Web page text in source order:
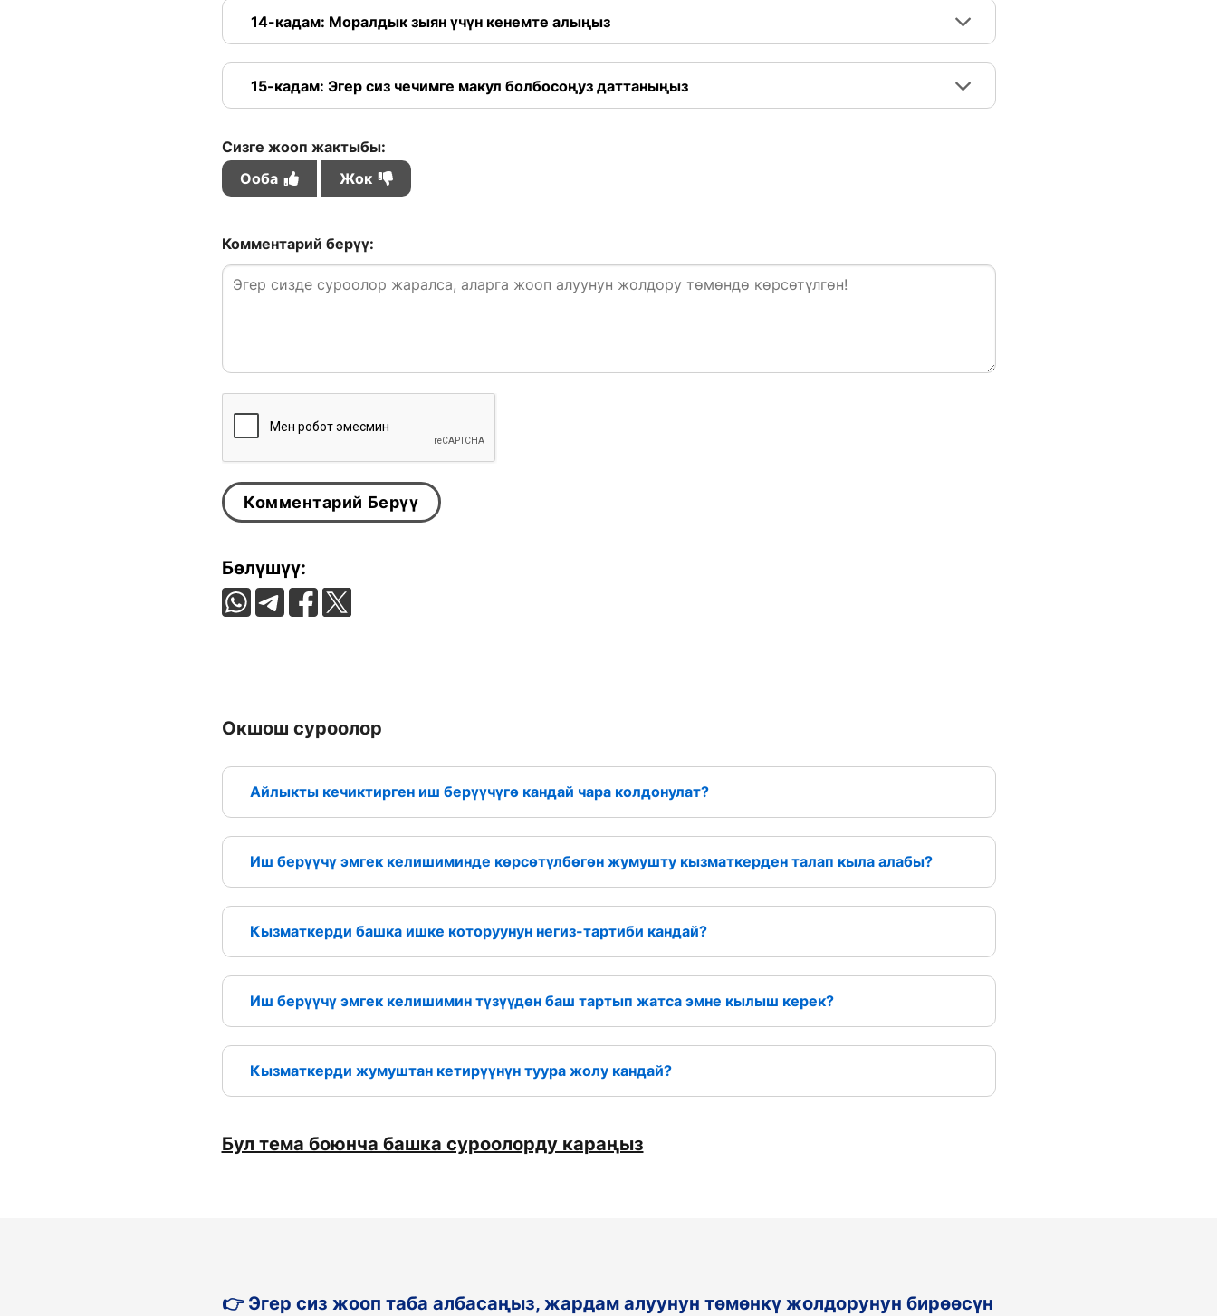
14-кадам: Моралдык зыян үчүн кенемте алыңыз
15-кадам: Эгер сиз чечимге макул болбосоңуз даттаныңыз
Сизге жооп жактыбы:
Ооба
Жок
Комментарий берүү:
Бөлүшүү:
Окшош суроолор
Айлыкты кечиктирген иш берүүчүгө кандай чара колдонулат?
Иш берүүчү эмгек келишиминде көрсөтүлбөгөн жумушту кызматкерден талап кыла алабы?
Кызматкерди башка ишке которуунун негиз-тартиби кандай?
Иш берүүчү эмгек келишимин түзүүдөн баш тартып жатса эмне кылыш керек?
Кызматкерди жумуштан кетирүүнүн туура жолу кандай?
Бул тема боюнча башка суроолорду караңыз
👉 Эгер сиз жооп таба албасаңыз, жардам алуунун төмөнкү жолдорунун бирөөсүн